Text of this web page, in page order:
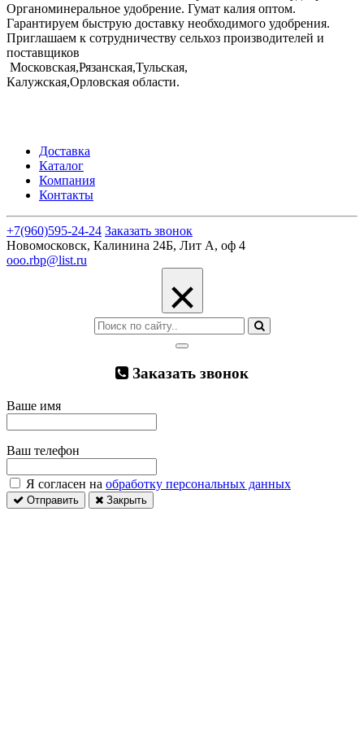
Органоминеральное удобрение. Гумат калия оптом.
Гарантируем быструю доставку необходимого удобрения.
Приглашаем к сотрудничеству сельхоз производителей и
поставщиков
Московская,Рязанская,Тульская,
Калужская,Орловская области.
Доставка
Каталог
Компания
Контакты
+7(960)595-24-24 Заказать звонок
Новомосковск, Калинина 24Б, Лит А, оф 4
ooo.rbp@list.ru
×
Заказать звонок
Ваше имя
Ваш телефон
Я согласен на обработку персональных данных
Отправить Закрыть